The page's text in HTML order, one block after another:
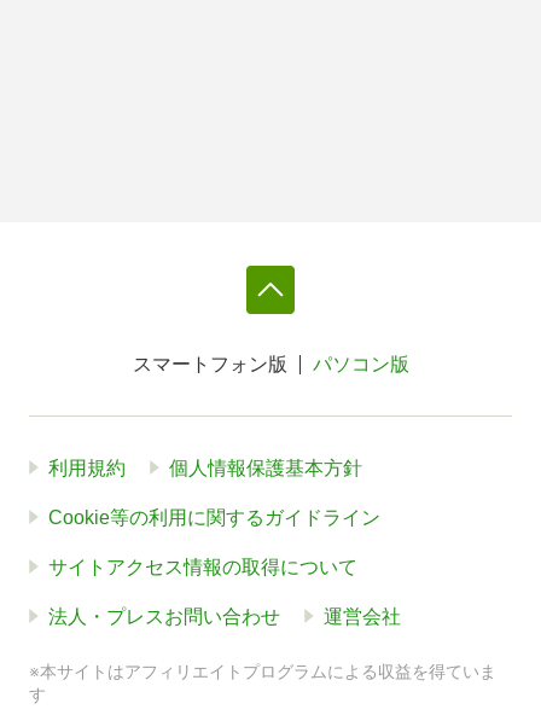
スマートフォン版 パソコン版
利用規約 個人情報保護基本方針
Cookie等の利用に関するガイドライン
サイトアクセス情報の取得について
法人・プレスお問い合わせ 運営会社
※本サイトはアフィリエイトプログラムによる収益を得ていま
す